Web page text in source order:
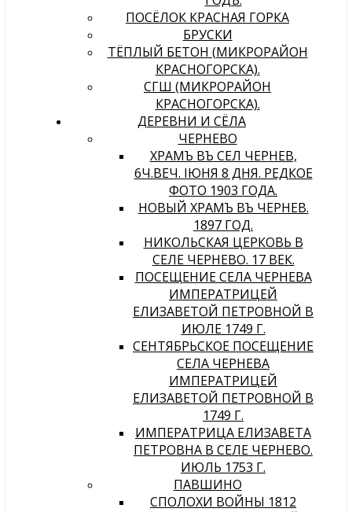
ПОСЁЛОК КРАСНАЯ ГОРКА
БРУСКИ
ТЁПЛЫЙ БЕТОН (МИКРОРАЙОН
КРАСНОГОРСКА).
СГШ (МИКРОРАЙОН
КРАСНОГОРСКА).
ДЕРЕВНИ И СЁЛА
ЧЕРНЕВО
ХРАМЪ ВЪ СЕЛѢ ЧЕРНЕВѢ,
6Ч.ВЕЧ. IЮНЯ 8 ДНЯ. РЕДКОЕ
ФОТО 1903 ГОДА.
НОВЫЙ ХРАМЪ ВЪ ЧЕРНЕВѢ.
1897 ГОД.
НИКОЛЬСКАЯ ЦЕРКОВЬ В
СЕЛЕ ЧЕРНЕВО. 17 ВЕК.
ПОСЕЩЕНИЕ СЕЛА ЧЕРНЕВА
ИМПЕРАТРИЦЕЙ
ЕЛИЗАВЕТОЙ ПЕТРОВНОЙ В
ИЮЛЕ 1749 Г.
СЕНТЯБРЬСКОЕ ПОСЕЩЕНИЕ
СЕЛА ЧЕРНЕВА
ИМПЕРАТРИЦЕЙ
ЕЛИЗАВЕТОЙ ПЕТРОВНОЙ В
1749 Г.
ИМПЕРАТРИЦА ЕЛИЗАВЕТА
ПЕТРОВНА В СЕЛЕ ЧЕРНЕВО.
ИЮЛЬ 1753 Г.
ПАВШИНО
СПОЛОХИ ВОЙНЫ 1812